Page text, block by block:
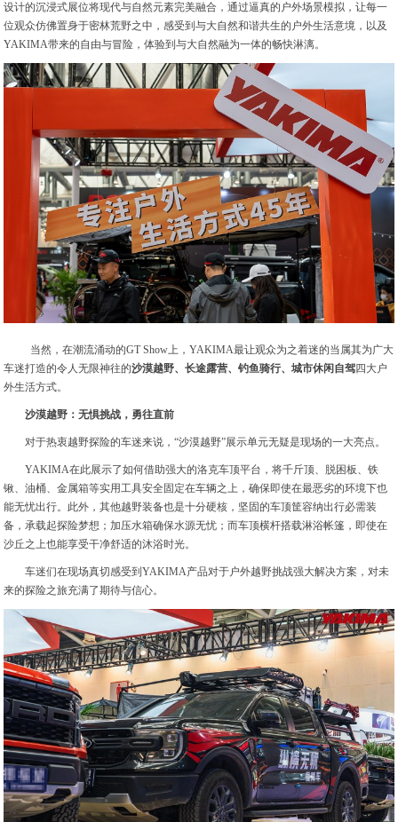
设计的沉浸式展位将现代与自然元素完美融合，通过逼真的户外场景模拟，让每一
位观众仿佛置身于密林荒野之中，感受到与大自然和谐共生的户外生活意境，以及
YAKIMA带来的自由与冒险，体验到与大自然融为一体的畅快淋漓。
当然，在潮流涌动的GT Show上，YAKIMA最让观众为之着迷的当属其为广大
车迷打造的令人无限神往的沙漠越野、长途露营、钓鱼骑行、城市休闲自驾四大户
外生活方式。
沙漠越野：无惧挑战，勇往直前
对于热衷越野探险的车迷来说，“沙漠越野”展示单元无疑是现场的一大亮点。
YAKIMA在此展示了如何借助强大的洛克车顶平台，将千斤顶、脱困板、铁
锹、油桶、金属箱等实用工具安全固定在车辆之上，确保即使在最恶劣的环境下也
能无忧出行。此外，其他越野装备也是十分硬核，坚固的车顶筐容纳出行必需装
备，承载起探险梦想；加压水箱确保水源无忧；而车顶横杆搭载淋浴帐篷，即使在
沙丘之上也能享受干净舒适的沐浴时光。
车迷们在现场真切感受到YAKIMA产品对于户外越野挑战强大解决方案，对未
来的探险之旅充满了期待与信心。